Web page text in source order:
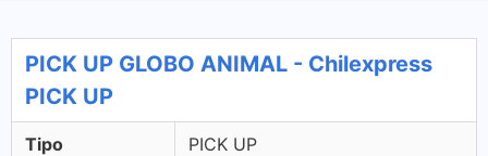
PICK UP GLOBO ANIMAL - Chilexpress
PICK UP
Tipo PICK UP